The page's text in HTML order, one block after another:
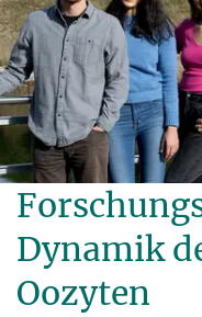
Dynamik
Oozyten